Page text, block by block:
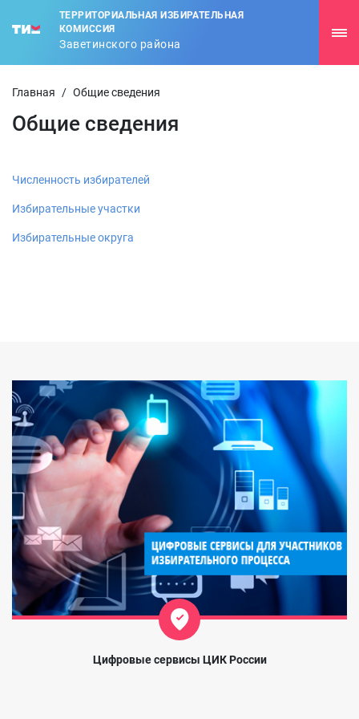
ТЕРРИТОРИАЛЬНАЯ ИЗБИРАТЕЛЬНАЯ
КОМИССИЯ
Заветинского района
Главная / Общие сведения
Общие сведения
Численность избирателей
Избирательные участки
Избирательные округа
Цифровые сервисы ЦИК России